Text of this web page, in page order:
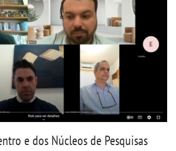
e dos Núcleos de Pesquisas